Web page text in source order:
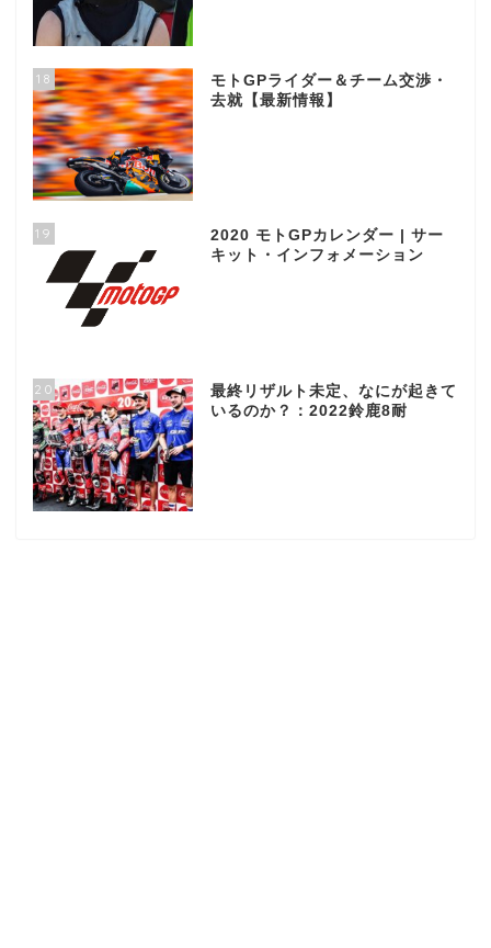
18
モトGPライダー＆チーム交渉・
去就【最新情報】
19
2020 モトGPカレンダー | サー
キット・インフォメーション
20
最終リザルト未定、なにが起きて
いるのか？：2022鈴鹿8耐